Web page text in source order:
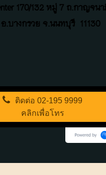
170/132 หมู่ 7 ถ.กาญจน
อ.บางกรวย จ.นนทบุรี 11130
ติดต่อ02-195 9999
คลิกเพื่อโทร